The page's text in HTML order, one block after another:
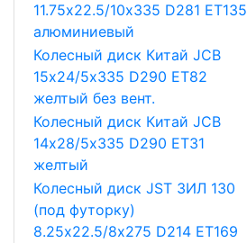
11.75х22.5/10х335 D281 ET135
алюминиевый
Колесный диск Китай JCB
15х24/5х335 D290 ET82
желтый без вент.
Колесный диск Китай JCB
14х28/5х335 D290 ET31
желтый
Колесный диск JST ЗИЛ 130
(под футорку)
8.25х22.5/8х275 D214 ET169